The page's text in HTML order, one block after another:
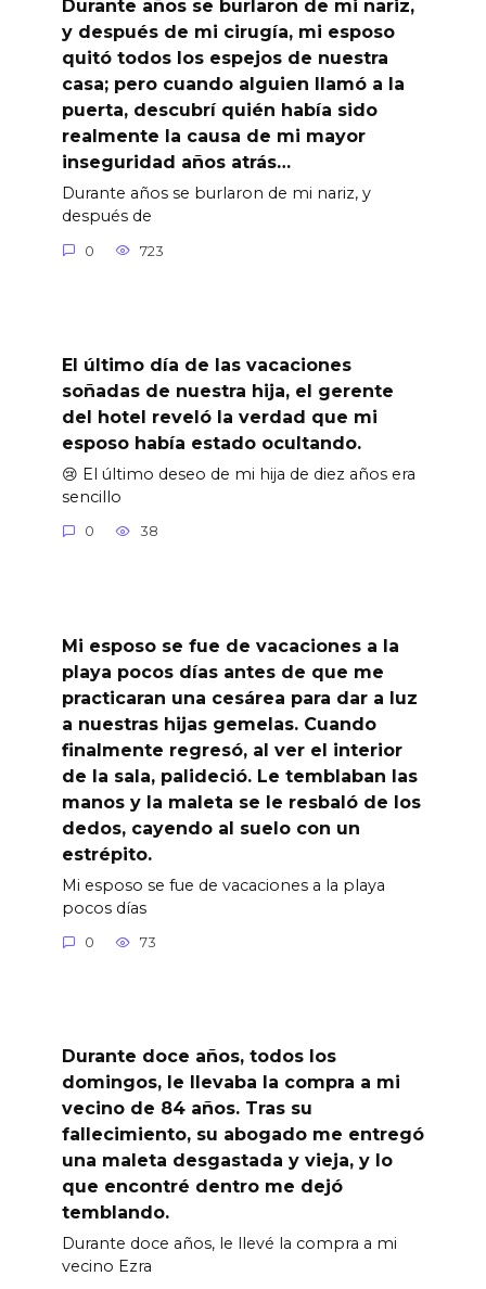
Durante años se burlaron de mi nariz,
y después de mi cirugía, mi esposo
quitó todos los espejos de nuestra
casa; pero cuando alguien llamó a la
puerta, descubrí quién había sido
realmente la causa de mi mayor
inseguridad años atrás…
Durante años se burlaron de mi nariz, y
después de
0 723
El último día de las vacaciones
soñadas de nuestra hija, el gerente
del hotel reveló la verdad que mi
esposo había estado ocultando.
😢 El último deseo de mi hija de diez años era
sencillo
0 38
Mi esposo se fue de vacaciones a la
playa pocos días antes de que me
practicaran una cesárea para dar a luz
a nuestras hijas gemelas. Cuando
finalmente regresó, al ver el interior
de la sala, palideció. Le temblaban las
manos y la maleta se le resbaló de los
dedos, cayendo al suelo con un
estrépito.
Mi esposo se fue de vacaciones a la playa
pocos días
0 73
Durante doce años, todos los
domingos, le llevaba la compra a mi
vecino de 84 años. Tras su
fallecimiento, su abogado me entregó
una maleta desgastada y vieja, y lo
que encontré dentro me dejó
temblando.
Durante doce años, le llevé la compra a mi
vecino Ezra